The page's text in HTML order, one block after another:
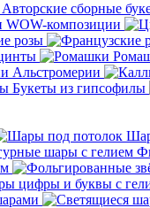
Авторские сборные
WOW-композиции
розы
Альстромерии
Букеты из гипсофилы
цифры и буквы с